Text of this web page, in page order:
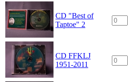
CD "Best of
Taptoe" 2
CD FFKLJ
1951-2011